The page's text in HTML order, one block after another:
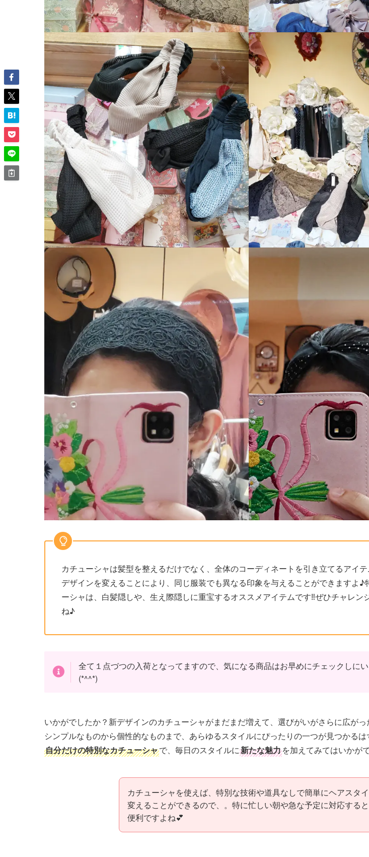
カチューシャは髪型を整えるだけでなく、全体のコーディネートを引き立てるアイ
デザインを変えることにより、同じ服装でも異なる印象を与えることができますよ♪
ーシャは、白髪隠しや、生え際隠しに重宝するオススメアイテムです‼ぜひチャレン
ね♪
全て１点づつの入荷となってますので、気になる商品はお早めにチェックしに
(*^^*)
いかがでしたか？新デザインのカチューシャがまだまだ増えて、選びがいがさらに広が
シンプルなものから個性的なものまで、あらゆるスタイルにぴったりの一つが見つかるは
自分だけの特別なカチューシャで、毎日のスタイルに新たな魅力を加えてみてはいかが
カチューシャを使えば、特別な技術や道具なしで簡単にヘアスタ
変えることができるので、。特に忙しい朝や急な予定に対応する
便利ですよね💕